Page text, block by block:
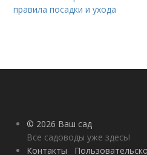
правила посадки и ухода
© 2026 Ваш сад
Все садоводы уже здесь!
Контакты